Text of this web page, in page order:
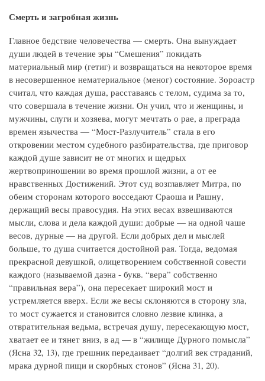
Смерть и загробная жизнь
Главное бедствие человечества — смерть. Она вынуждает
души людей в течение эры “Смешения” покидать
материальный мир (гетиг) и возвращаться на некоторое время
в несовершенное нематериальное (меног) состояние. Зороастр
считал, что каждая душа, расставаясь с телом, судима за то,
что совершала в течение жизни. Он учил, что и женщины, и
мужчины, слуги и хозяева, могут мечтать о рае, а преграда
времен язычества — “Мост-Разлучитель” стала в его
откровении местом судебного разбирательства, где приговор
каждой душе зависит не от многих и щедрых
жертвоприношении во время прошлой жизни, а от ее
нравственных Достижений. Этот суд возглавляет Митра, по
обеим сторонам которого восседают Сраоша и Рашну,
держащий весы правосудия. На этих весах взвешиваются
мысли, слова и дела каждой души: добрые — на одной чаше
весов, дурные — на другой. Если добрых дел и мыслей
больше, то душа считается достойной рая. Тогда, ведомая
прекрасной девушкой, олицетворением собственной совести
каждого (называемой даэна - букв. “вера” собственно
“правильная вера”), она пересекает широкий мост и
устремляется вверх. Если же весы склоняются в сторону зла,
то мост сужается и становится словно лезвие клинка, а
отвратительная ведьма, встречая душу, пересекающую мост,
хватает ее и тянет вниз, в ад — в “жилище Дурного помысла”
(Ясна 32, 13), где грешник передаивает “долгий век страданий,
мрака дурной пищи и скорбных стонов” (Ясна 31, 20).